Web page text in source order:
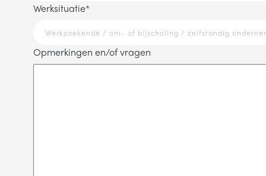
Werksituatie*
Opmerkingen en/of vragen